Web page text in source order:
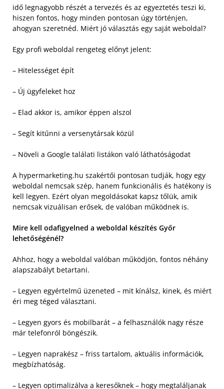
idő legnagyobb részét a tervezés és az egyeztetés teszi ki,
hiszen fontos, hogy minden pontosan úgy történjen,
ahogyan szeretnéd. Miért jó választás egy saját weboldal?
Egy profi weboldal rengeteg előnyt jelent:
– Hitelességet épít
– Új ügyfeleket hoz
– Elad akkor is, amikor éppen alszol
– Segít kitűnni a versenytársak közül
– Növeli a Google találati listákon való láthatóságodat
A hypermarketing.hu szakértői pontosan tudják, hogy egy
weboldal nemcsak szép, hanem funkcionális és hatékony is
kell legyen. Ezért olyan megoldásokat kapsz tőlük, amik
nemcsak vizuálisan erősek, de valóban működnek is.
Mire kell odafigyelned a weboldal készítés Győr
lehetőségénél?
Ahhoz, hogy a weboldal valóban működjön, fontos néhány
alapszabályt betartani.
– Legyen egyértelmű üzeneted – mit kínálsz, kinek, és miért
éri meg téged választani.
– Legyen gyors és mobilbarát – a felhasználók nagy része
már telefonról böngészik.
– Legyen naprakész – friss tartalom, aktuális információk,
megbízhatóság.
– Legyen optimalizálva a keresőknek – hogy megtaláljanak